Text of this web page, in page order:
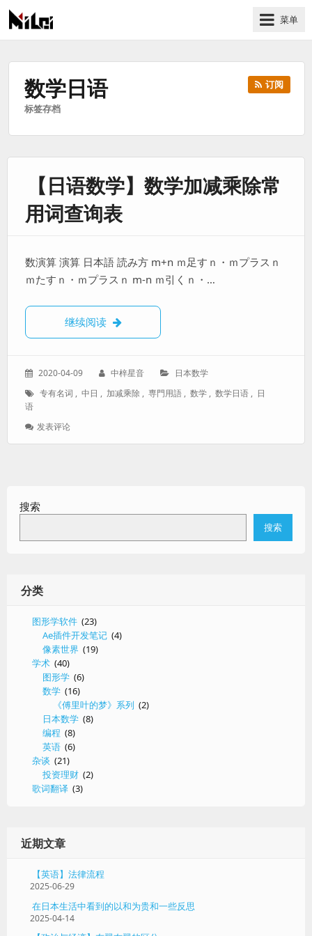
有
技
菜单
数学日语
标签存档
订阅
【日语数学】数学加减乘除常
用词查询表
数演算 演算 日本語 読み方 m+n ｍ足すｎ・ｍプラスｎ
ｍたすｎ・ｍプラスｎ m-n ｍ引くｎ・…
继续阅读 【日语数学】数学加减乘除常用词查询表
发
于：
2020-04-09
作
中梓星音
分
日本数学
标
专有名词 , 中日 , 加减乘除 , 専門用語 , 数学 , 数学日语 , 日
语
发表评论: 【日
减
除
表
搜索
搜索
分类
图形学软件 (23)
Ae插件开发笔记 (4)
像素世界 (19)
学术 (40)
图形学 (6)
数学 (16)
《傅里叶的梦》系列 (2)
日本数学 (8)
编程 (8)
英语 (6)
杂谈 (21)
投资理财 (2)
歌词翻译 (3)
近期文章
【英语】法律流程
2025-06-29
在日本生活中看到的以和为贵和一些反思
2025-04-14